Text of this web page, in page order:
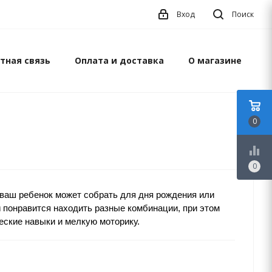
Вход Поиск
связь Оплата и доставка О магазине
0
equalizer
0
ребенок может собрать для дня рождения или
находить разные комбинации, при этом
навыки и мелкую моторику.